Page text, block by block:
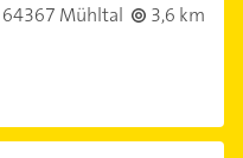
64367 Mühltal
3,6 km